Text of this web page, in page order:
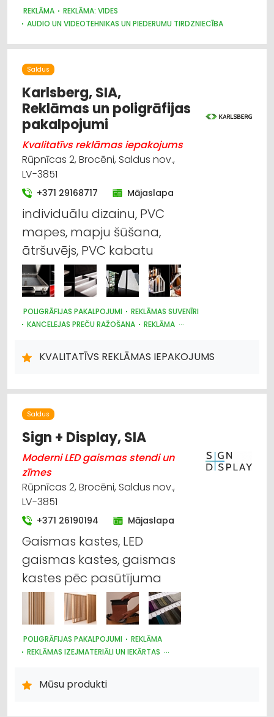
REKLĀMA
REKLĀMA: VIDES
AUDIO UN VIDEOTEHNIKAS UN PIEDERUMU TIRDZNIECĪBA
Saldus
Karlsberg, SIA,
Reklāmas un poligrāfijas
pakalpojumi
Kvalitatīvs reklāmas iepakojums
Rūpnīcas 2, Brocēni, Saldus nov.,
LV-3851
+371 29168717 Mājaslapa
individuālu dizainu, PVC
mapes, mapju šūšana,
ātršuvējs, PVC kabatu
POLIGRĀFIJAS PAKALPOJUMI
REKLĀMAS SUVENĪRI
KANCELEJAS PREČU RAŽOŠANA
REKLĀMA
REKLĀMAS IZEJMATERIĀLI UN IEKĀRTAS
KVALITATĪVS REKLĀMAS IEPAKOJUMS
Saldus
Sign + Display, SIA
Moderni LED gaismas stendi un
zīmes
Rūpnīcas 2, Brocēni, Saldus nov.,
LV-3851
+371 26190194 Mājaslapa
Gaismas kastes, LED
gaismas kastes, gaismas
kastes pēc pasūtījuma
POLIGRĀFIJAS PAKALPOJUMI
REKLĀMA
REKLĀMAS IZEJMATERIĀLI UN IEKĀRTAS
Mūsu produkti